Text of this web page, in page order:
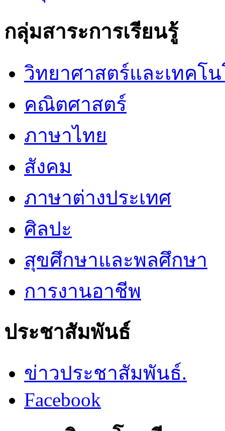
กลุ่มสาระการเรียนรู้
วิทยาศาสตร์และเทคโ
คณิตศาสตร์
ภาษาไทย
สังคม
ภาษาต่างประเทศ
ศิลปะ
สุขศึกษาและพลศึกษา
การงานอาชีพ
ประชาสัมพันธ์
ข่าวประชาสัมพันธ์.
Facebook